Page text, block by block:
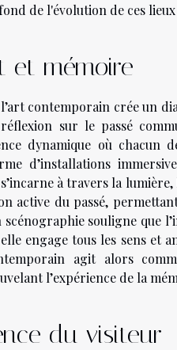
de l'évolution de ces
et mémoire
contemporain crée un
sur le passé
dynamique où chacun
d’installations
à travers la
active du passé,
scénographie souligne que
engage tous les sens et
agit alors
l’expérience de la
du visiteur